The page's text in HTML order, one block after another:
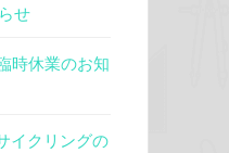
せ
時休業のお知
イクリングの